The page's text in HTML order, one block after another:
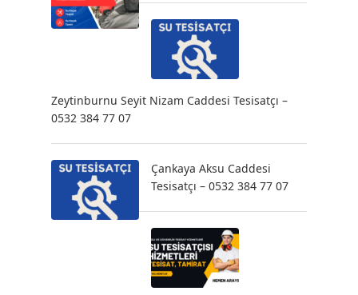
Zeytinburnu Seyit Nizam Caddesi Tesisatçı –
0532 384 77 07
Çankaya Aksu Caddesi
Tesisatçı – 0532 384 77 07